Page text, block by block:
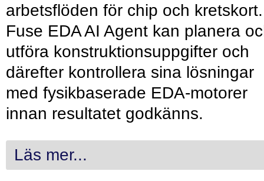
arbetsflöden för chip och kretskort.
Fuse EDA AI Agent kan planera
utföra konstruktionsuppgifter och
därefter kontrollera sina lösningar
med fysikbaserade EDA-motorer
innan resultatet godkänns.
Läs mer...